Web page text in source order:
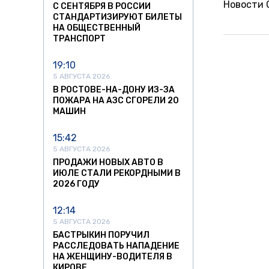
С СЕНТЯБРЯ В РОССИИ
СТАНДАРТИЗИРУЮТ БИЛЕТЫ
НА ОБЩЕСТВЕННЫЙ
ТРАНСПОРТ
19:10
5 АВГУСТА 2026
В РОСТОВЕ-НА-ДОНУ ИЗ-ЗА
ПОЖАРА НА АЗС СГОРЕЛИ 20
МАШИН
15:42
5 АВГУСТА 2026
ПРОДАЖИ НОВЫХ АВТО В
ИЮЛЕ СТАЛИ РЕКОРДНЫМИ В
2026 ГОДУ
12:14
5 АВГУСТА 2026
БАСТРЫКИН ПОРУЧИЛ
РАССЛЕДОВАТЬ НАПАДЕНИЕ
НА ЖЕНЩИНУ-ВОДИТЕЛЯ В
Новости